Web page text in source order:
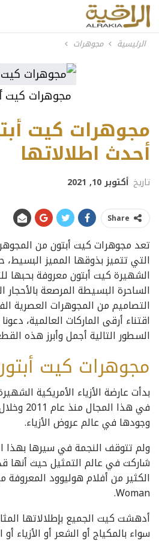
الرئيسية مجوهرات
مجوهرات كيت
مجوهرات كيت
أحدث اطلالاتها
تاريخ أكتوبر 10, 2021
Share
تعد مجوهرات كيت أبتون من
التي تتميز بذوقها المميز البسيط،
الشهيرة كيت أبتون معروفة بحبها
الساحرة البسيطة المرصعة
التصاميم من المجوهرات العصرية
اقتناء أرقى الماركات العالمية،
السطور التالية أجمل وأبرز هذه
مجوهرات كيت
بدأت عارضة الأزياء الأمريكية
في هذا
وجودها في عالم عروض الأزياء.
ولم تتوقف النجمة في سيرها بهذا
شاركت في عالم التمثيل حيث أنها
Woman.
أدهشت كيت الجميع بإطلالاتها
سواء بالمكياج أو الشعر أو الأزياء